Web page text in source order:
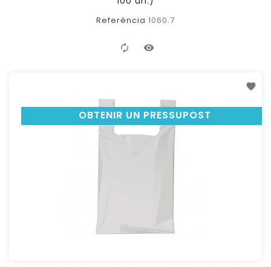
Referència 1060.7
OBTENIR UN PRESSUPOST